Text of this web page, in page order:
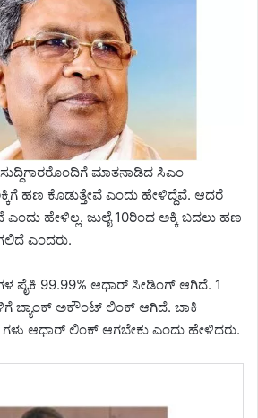
ಮಾತನಾಡಿದ ಸಿಎಂ
ಹಣ ಕೊಡುತ್ತೇವೆ ಎಂದು ಹೇಳಿದ್ದೆವೆ. ಆದರೆ
ಎಂದು ಹೇಳಿಲ್ಲ. ಜುಲೈ 10ರಿಂದ ಅಕ್ಕಿ ಬದಲು ಹಣ
ಎಂದರು.
ಪೈಕಿ 99.99% ಆಧಾರ್ ಸೀಡಿಂಗ್ ಆಗಿದೆ. 1
ಬ್ಯಾಂಕ್ ಅಕೌಂಟ್ ಲಿಂಕ್ ಆಗಿದೆ. ಬಾಕಿ
ಆಧಾರ್ ಲಿಂಕ್ ಆಗಬೇಕು ಎಂದು ಹೇಳಿದರು.